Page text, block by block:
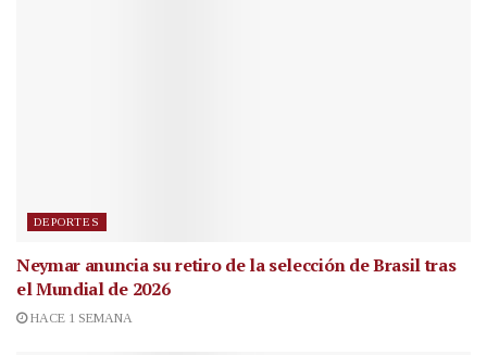
DEPORTES
Neymar anuncia su retiro de la selección de Brasil tras
el Mundial de 2026
HACE 1 SEMANA